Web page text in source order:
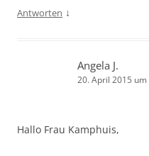
Antworten ↓
Angela J.
20. April 2015
Hallo Frau Kamphuis,